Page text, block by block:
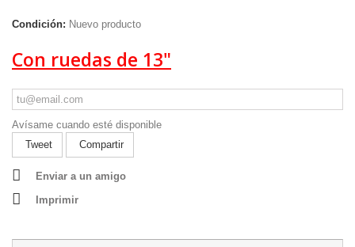
Condición: Nuevo producto
Con ruedas de 13"
Avísame cuando esté disponible
Tweet
Compartir
Enviar a un amigo
Imprimir